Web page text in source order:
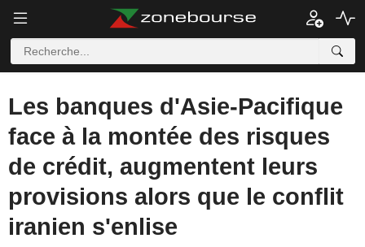
Les banques d'Asie-Pacifique
face à la montée des risques
de crédit, augmentent leurs
provisions alors que le conflit
iranien s'enlise